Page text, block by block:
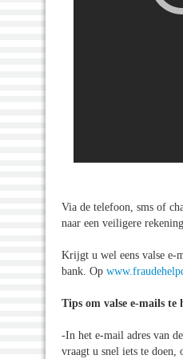
Via de telefoon, sms of
naar een veiligere rekening.
Krijgt u wel eens valse e-
bank. Op
Tips om valse e-mails te
-In het e-mail adres van
vraagt u snel iets te doen,